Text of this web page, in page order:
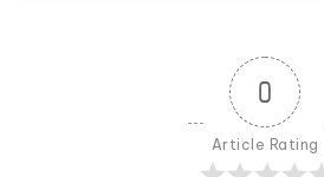
0
Article Rating